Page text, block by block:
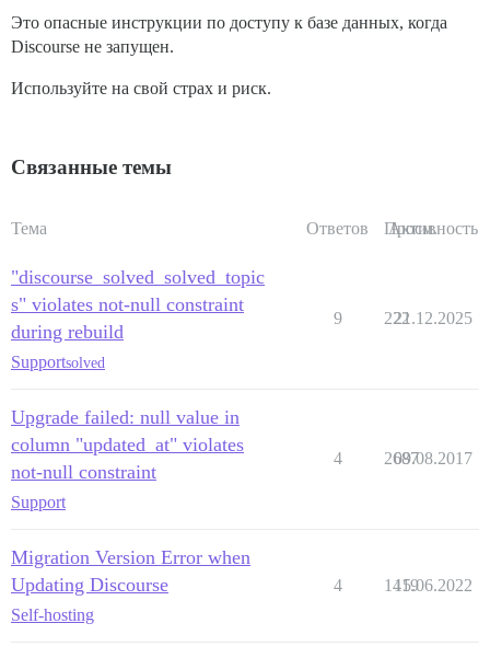
Это опасные инструкции по доступу к базе данных, когда
Discourse не запущен.
Используйте на свой страх и риск.
Связанные темы
Тема Ответов Просм.
Активность
"discourse_solved_solved_topic
s" violates not-null constraint
during rebuild
Supportsolved
9 222
21.12.2025
Upgrade failed: null value in
column "updated_at" violates
not-null constraint
Support
4 2687
09.08.2017
Migration Version Error when
Updating Discourse
Self-hosting
4 1419
15.06.2022